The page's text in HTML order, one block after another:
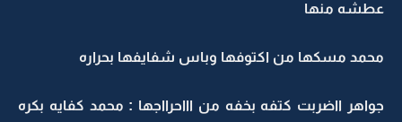
عطشه منها
محمد مسكها من اكتوفها وباس شفايفها بحراره
جواهر ااضربت كتفه بخفه من اااحرااجها : محمد كفايه بكره